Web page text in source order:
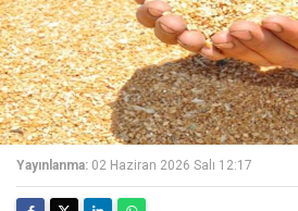
Yayınlanma: 02 Haziran 2026 Salı 12:17